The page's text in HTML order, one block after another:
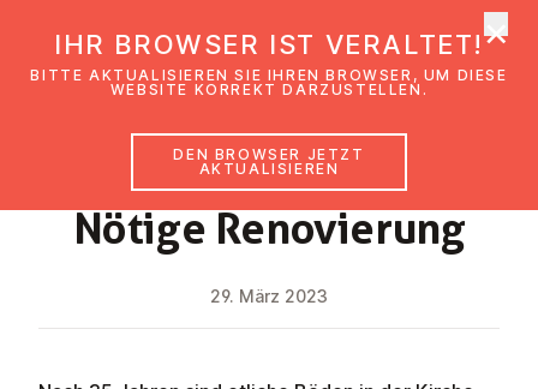
Nötige Re­no­vie­rung
NEWS
29. März 2023
IHR BROWSER IST VERALTET!
BITTE AKTUALISIEREN SIE IHREN BROWSER, UM DIESE
WEBSITE KORREKT DARZUSTELLEN.
DEN BROWSER JETZT
AKTUALISIEREN
×